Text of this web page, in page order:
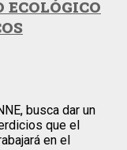
busca dar un
que el
en el